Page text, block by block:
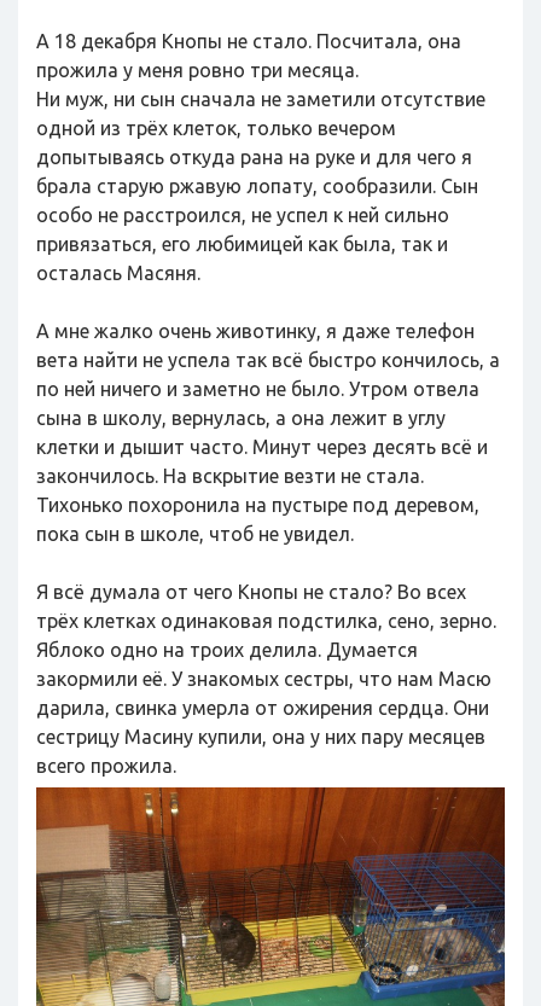
А 18 декабря Кнопы не стало. Посчитала, она
прожила у меня ровно три месяца.
Ни муж, ни сын сначала не заметили отсутствие
одной из трёх клеток, только вечером
допытываясь откуда рана на руке и для чего я
брала старую ржавую лопату, сообразили. Сын
особо не расстроился, не успел к ней сильно
привязаться, его любимицей как была, так и
осталась Масяня.
А мне жалко очень животинку, я даже телефон
вета найти не успела так всё быстро кончилось, а
по ней ничего и заметно не было. Утром отвела
сына в школу, вернулась, а она лежит в углу
клетки и дышит часто. Минут через десять всё и
закончилось. На вскрытие везти не стала.
Тихонько похоронила на пустыре под деревом,
пока сын в школе, чтоб не увидел.
Я всё думала от чего Кнопы не стало? Во всех
трёх клетках одинаковая подстилка, сено, зерно.
Яблоко одно на троих делила. Думается
закормили её. У знакомых сестры, что нам Масю
дарила, свинка умерла от ожирения сердца. Они
сестрицу Масину купили, она у них пару месяцев
всего прожила.